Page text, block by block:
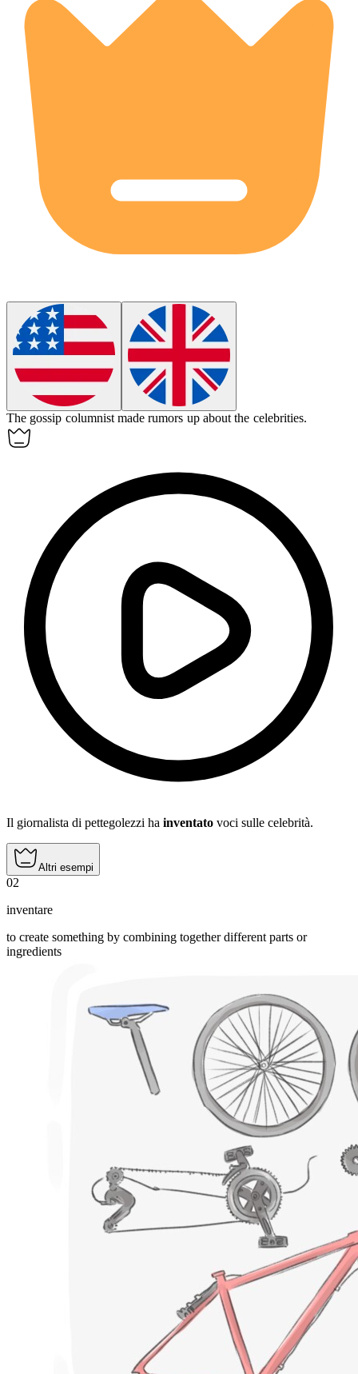
The gossip columnist made rumors up about the celebrities.
Il giornalista di pettegolezzi ha inventato voci sulle celebrità.
Altri esempi
02
inventare
to create something by combining together different parts or
ingredients